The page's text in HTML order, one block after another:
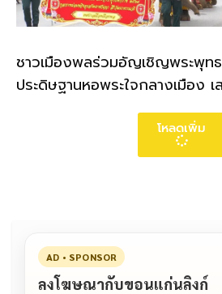
ชาวเมืองพลร่วมอัญเชิญพระพุท
ประดิษฐานหอพระใจกลางเมือง
โหลดเพิ่ม
AD • SPONSOR
ลงโฆษณากับขอนแก่นลิงก์